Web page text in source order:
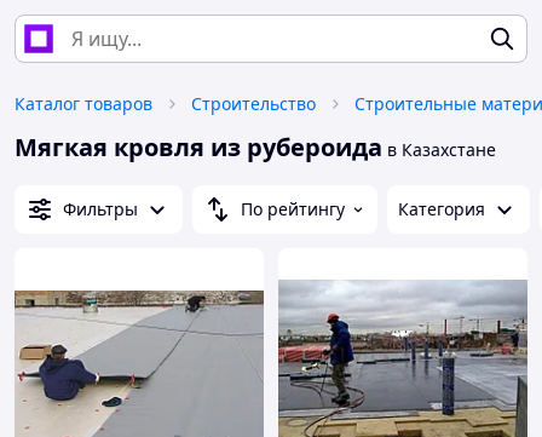
Каталог товаров Строительство Строительные
Мягкая кровля из рубероида в Казахстане
Фильтры По рейтингу Категория